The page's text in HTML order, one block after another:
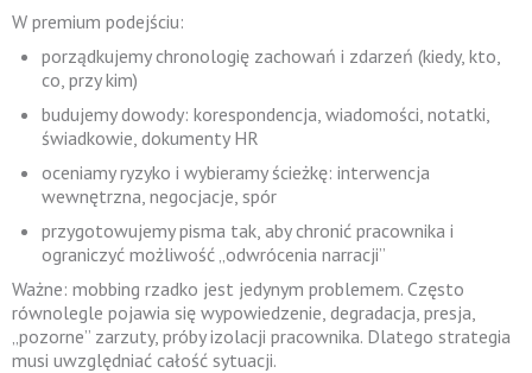
W premium podejściu:
porządkujemy chronologię zachowań i zdarzeń (kiedy, kto,
co, przy kim)
budujemy dowody: korespondencja, wiadomości, notatki,
świadkowie, dokumenty HR
oceniamy ryzyko i wybieramy ścieżkę: interwencja
wewnętrzna, negocjacje, spór
przygotowujemy pisma tak, aby chronić pracownika i
ograniczyć możliwość „odwrócenia narracji”
Ważne: mobbing rzadko jest jedynym problemem. Często
równolegle pojawia się wypowiedzenie, degradacja, presja,
„pozorne” zarzuty, próby izolacji pracownika. Dlatego strategia
musi uwzględniać całość sytuacji.